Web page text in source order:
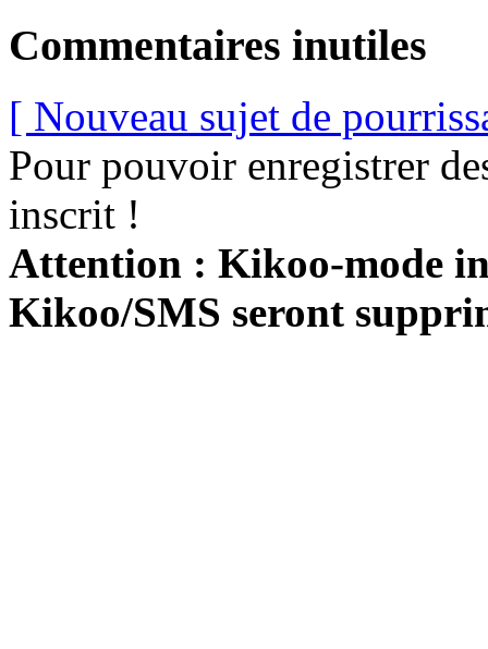
Commentaires inutiles
[ Nouveau sujet de
Pour pouvoir enregistrer
inscrit !
Attention : Kikoo-mode
Kikoo/SMS seront